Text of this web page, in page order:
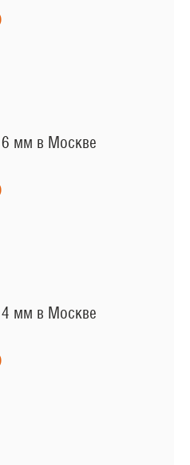
6 мм в Москве
4 мм в Москве